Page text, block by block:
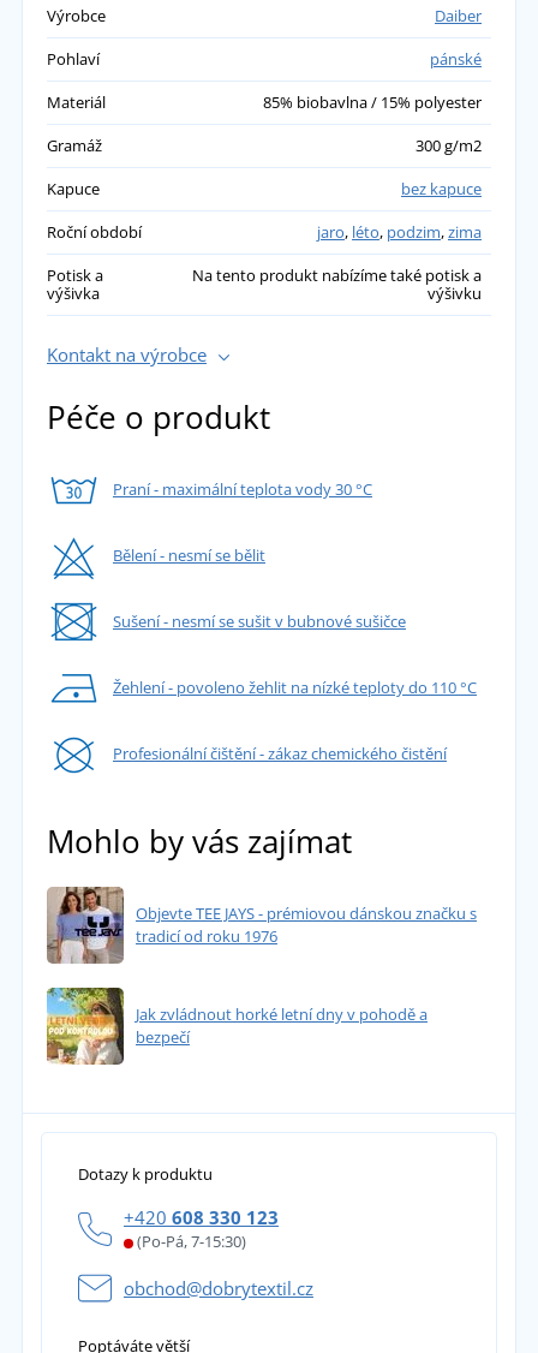
Výrobce
Daiber
Pohlaví
pánské
Materiál
85% biobavlna / 15% polyester
Gramáž
300 g/m2
Kapuce
bez kapuce
Roční období
jaro, léto, podzim,zima
Potisk a
výšivka
Na tento produkt nabízíme také potisk a
výšivku
Kontakt na výrobce
Péče o produkt
Praní - maximální teplota vody 30 °C
Bělení - nesmí se bělit
Sušení - nesmí se sušit v bubnové sušičce
Žehlení - povoleno žehlit na nízké teploty do 110 °C
Profesionální čištění - zákaz chemického čistění
Mohlo by vás zajímat
Objevte TEE JAYS - prémiovou dánskou značku s
tradicí od roku 1976
Jak zvládnout horké letní dny v pohodě a
bezpečí
Dotazy k produktu
+420 608 330 123
(Po-Pá, 7-15:30)
obchod@dobrytextil.cz
Poptáváte větší